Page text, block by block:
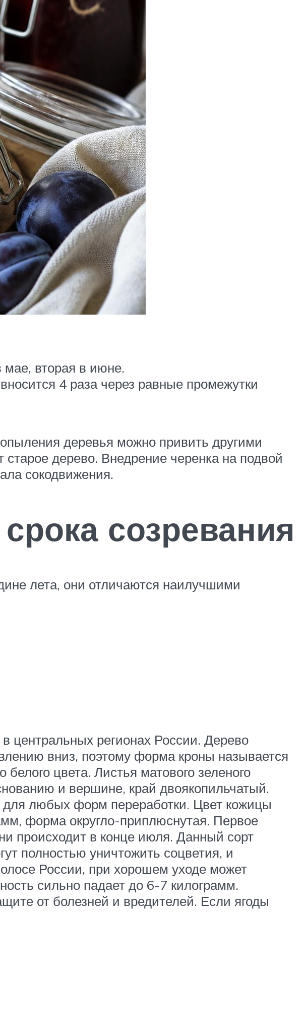
вторая в июне.
4 раза через равные промежутки
деревья можно привить другими
дерево. Внедрение черенка на подвой
сокодвижения.
созревания
лета, они отличаются наилучшими
регионах России. Дерево
вниз, поэтому форма кроны называется
цвета. Листья матового зеленого
и вершине, край двоякопильчатый.
для любых форм переработки. Цвет кожицы
форма округло-приплюснутая. Первое
происходит в конце июля. Данный сорт
полностью уничтожить соцветия, и
России, при хорошем уходе может
сильно падает до 6-7 килограмм.
от болезней и вредителей. Если ягоды